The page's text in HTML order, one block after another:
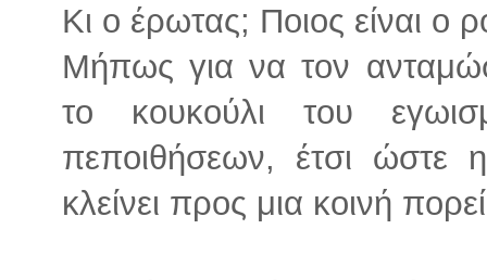
Κι ο έρωτας; Ποιος είναι ο
Μήπως για να τον
το κουκούλι του
πεποιθήσεων, έτσι
κλείνει προς μια κοινή